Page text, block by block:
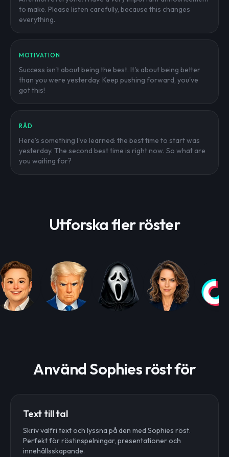
to make. Please listen carefully, because this changes
everything.
MOTIVATION
Success isn't about being the best. It's about being better
than you were yesterday. Keep pushing forward, you've
got this!
RÅD
Here's something I've learned: the best time to start was
yesterday. The second best time is right now. So what are
you waiting for?
Utforska fler röster
Använd Sophies röst för
Text till tal
Skriv valfri text och lyssna på den med Sophies röst.
Perfekt för röstinspelningar, presentationer och
innehållsskapande.